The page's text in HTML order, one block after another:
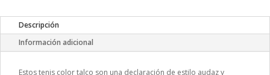
Descripción
Información adicional
Estos tenis color talco son una declaración de estilo audaz y